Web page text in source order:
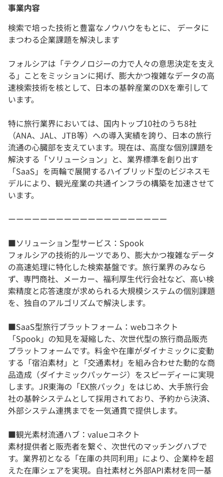
事業内容
検索で培った技術と豊富なノウハウをもとに、 データに
まつわる企業課題を解決します
フォルシアは「テクノロジーの力で人々の意思決定を支え
る」ことをミッションに掲げ、膨大かつ複雑なデータの高
速検索技術を核として、日本の基幹産業のDXを牽引して
います。
特に旅行業界においては、国内トップ10社のうち8社
（ANA、JAL、JTB等）への導入実績を誇り、日本の旅行
流通の心臓部を支えています。現在は、高度な個別課題を
解決する「ソリューション」と、業界標準を創り出す
「SaaS」を両輪で展開するハイブリッド型のビジネスモ
デルにより、観光産業の共通インフラの構築を加速させて
います。
ーーーーーーーーーーーーーーーーーーーー
■ソリューション型サービス：Spook
フォルシアの技術的ルーツであり、膨大かつ複雑なデータ
の高速処理に特化した検索基盤です。旅行業界のみなら
ず、専門商社、メーカー、福利厚生代行会社など、高い検
索精度と応答速度が求められる大規模システムの個別課題
を、独自のアルゴリズムで解決します。
■SaaS型旅行プラットフォーム：webコネクト
「Spook」の知見を凝縮した、次世代型の旅行商品販売
プラットフォームです。料金や在庫がダイナミックに変動
する「宿泊素材」と「交通素材」を組み合わせた動的な商
品造成（ダイナミックパッケージ）をスピーディーに実現
します。JR東海の「EX旅パック」をはじめ、大手旅行会
社の基幹システムとして採用されており、予約から決済、
外部システム連携までを一気通貫で提供します。
■観光素材流通ハブ：valueコネクト
素材提供者と販売者を繋ぐ、次世代のマッチングハブで
す。業界初となる「在庫の共同利用」により、企業枠を超
えた在庫シェアを実現。自社素材と外部API素材を同一基